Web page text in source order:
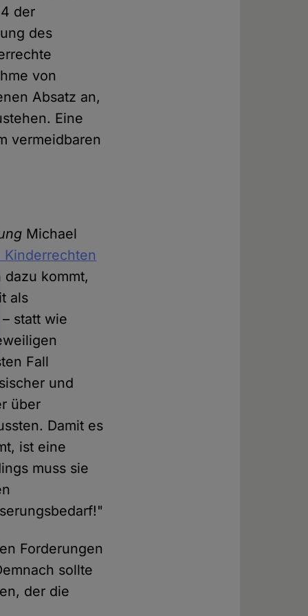
der
des
von
Absatz an,
Eine
vermeidbaren
Michael
dazu kommt,
als
statt wie
Fall
und
über
Damit es
ist eine
muss sie
Forderungen
sollte
der die